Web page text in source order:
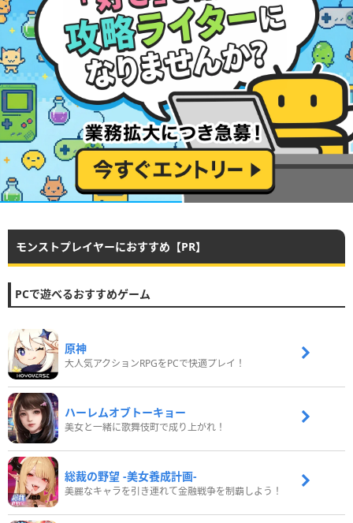
モンストプレイヤーにおすすめ【PR】
PCで遊べるおすすめゲーム
原神
大人気アクションRPGをPCで快適プレイ！
ハーレムオブトーキョー
美女と一緒に歌舞伎町で成り上がれ！
総裁の野望 -美女養成計画-
美麗なキャラを引き連れて金融戦争を制覇しよう！